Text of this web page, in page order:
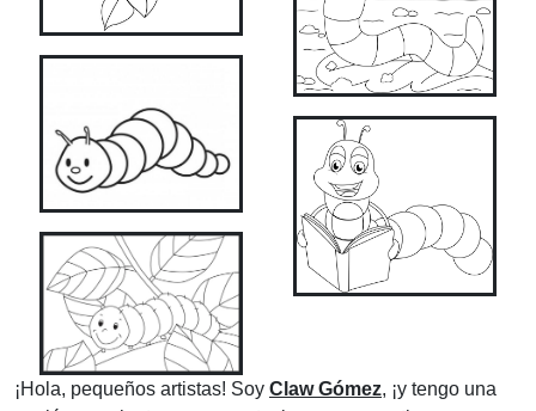
¡Hola, pequeños artistas! Soy Claw Gómez, ¡y tengo una